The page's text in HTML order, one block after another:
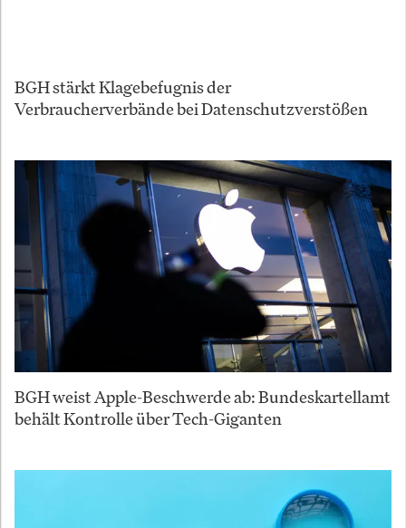
BGH stärkt Klagebefugnis der
Verbraucherverbände bei Datenschutzverstößen
BGH weist Apple-Beschwerde ab: Bundeskartellamt
behält Kontrolle über Tech-Giganten